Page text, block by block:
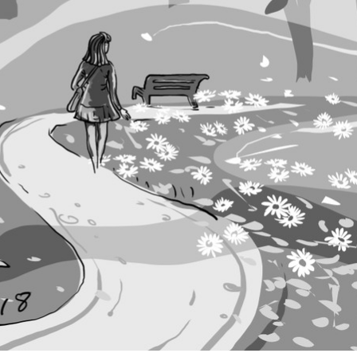
một ngôi
Hồng của Hà
Xin lỗi, rồi sao nữa?!
gia
Khơi
hóa,
50 năm Việt Nam gia
nhập UNESCO: Khơi
nguồn nội lực văn hóa,
định hình vị thế kiến
50 năm
nhập
nguồn nội